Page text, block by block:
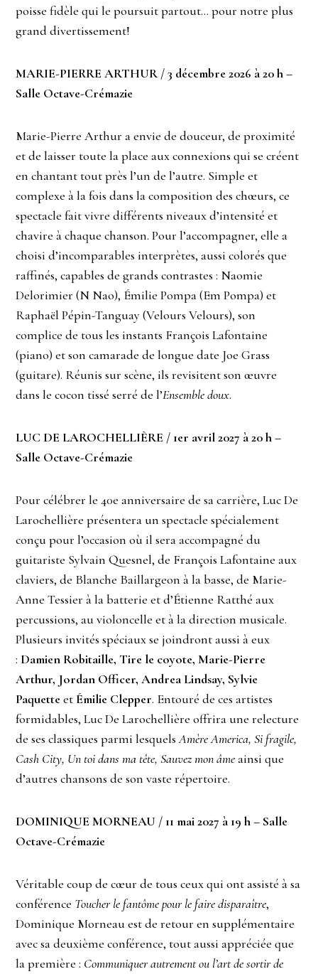
poisse fidèle qui le poursuit partout… pour notre plus
grand divertissement!
MARIE-PIERRE ARTHUR / 3 décembre 2026 à 20 h –
Salle Octave-Crémazie
Marie-Pierre Arthur a envie de douceur, de proximité
et de laisser toute la place aux connexions qui se créent
en chantant tout près l’un de l’autre. Simple et
complexe à la fois dans la composition des chœurs, ce
spectacle fait vivre différents niveaux d’intensité et
chavire à chaque chanson. Pour l’accompagner, elle a
choisi d’incomparables interprètes, aussi colorés que
raffinés, capables de grands contrastes : Naomie
Delorimier (N Nao), Émilie Pompa (Em Pompa) et
Raphaël Pépin-Tanguay (Velours Velours), son
complice de tous les instants François Lafontaine
(piano) et son camarade de longue date Joe Grass
(guitare). Réunis sur scène, ils revisitent son œuvre
dans le cocon tissé serré de l’Ensemble doux.
LUC DE LAROCHELLIÈRE / 1er avril 2027 à 20 h –
Salle Octave-Crémazie
Pour célébrer le 40e anniversaire de sa carrière, Luc De
Larochellière présentera un spectacle spécialement
conçu pour l’occasion où il sera accompagné du
guitariste Sylvain Quesnel, de François Lafontaine aux
claviers, de Blanche Baillargeon à la basse, de Marie-
Anne Tessier à la batterie et d’Étienne Ratthé aux
percussions, au violoncelle et à la direction musicale.
Plusieurs invités spéciaux se joindront aussi à eux
: Damien Robitaille, Tire le coyote, Marie-Pierre
Arthur, Jordan Officer, Andrea Lindsay, Sylvie
Paquetteet Émilie Clepper. Entouré de ces artistes
formidables, Luc De Larochellière offrira une relecture
de ses classiques parmi lesquelsAmère America, Si fragile,
Cash City, Un toi dans ma tête, Sauvez mon âmeainsi que
d’autres chansons de son vaste répertoire.
DOMINIQUE MORNEAU / 11 mai 2027 à 19 h – Salle
Octave-Crémazie
Véritable coup de cœur de tous ceux qui ont assisté à sa
conférence Toucher le fantôme pour le faire disparaître,
Dominique Morneau est de retour en supplémentaire
avec sa deuxième conférence, tout aussi appréciée que
la première : Communiquer autrement ou l’art de sortir de